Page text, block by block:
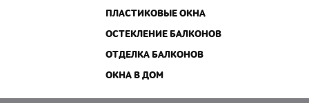
ПЛАСТИКОВЫЕ ОКНА
ОСТЕКЛЕНИЕ БАЛКОНОВ
ОТДЕЛКА БАЛКОНОВ
ОКНА В ДОМ